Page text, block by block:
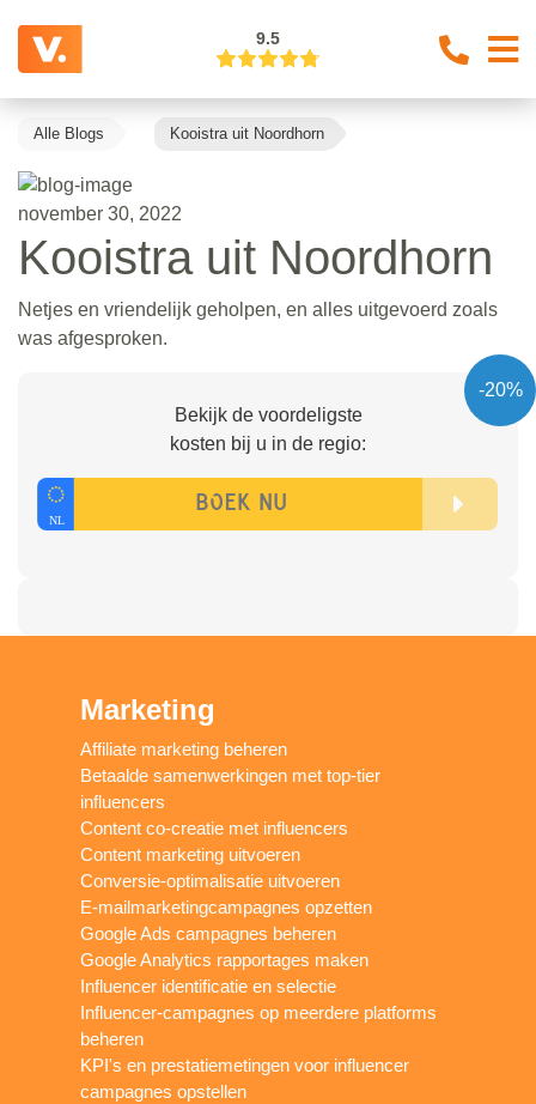
9.5
Alle Blogs Kooistra uit Noordhorn
november 30, 2022
Kooistra uit Noordhorn
Netjes en vriendelijk geholpen, en alles uitgevoerd zoals
was afgesproken.
-20%
Bekijk de voordeligste
kosten bij u in de regio:
Marketing
Affiliate marketing beheren
Betaalde samenwerkingen met top-tier
influencers
Content co-creatie met influencers
Content marketing uitvoeren
Conversie-optimalisatie uitvoeren
E-mailmarketingcampagnes opzetten
Google Ads campagnes beheren
Google Analytics rapportages maken
Influencer identificatie en selectie
Influencer-campagnes op meerdere platforms
beheren
KPI's en prestatiemetingen voor influencer
campagnes opstellen